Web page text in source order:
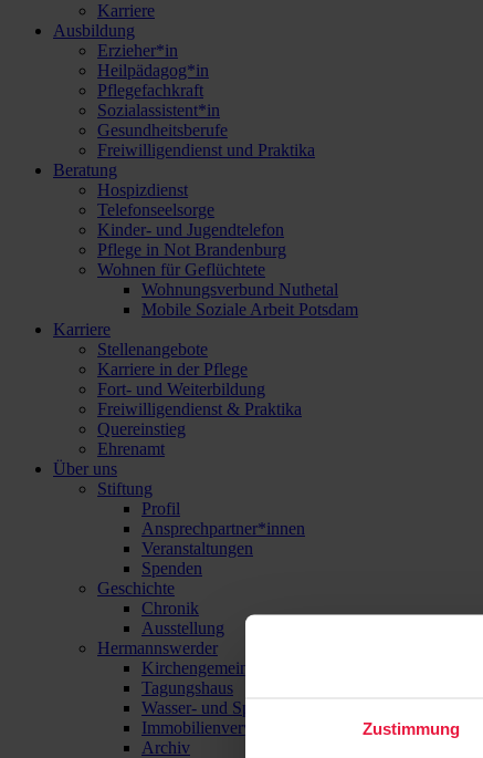
Zustimmung
Karriere
Ausbildung
Erzieher*in
Heilpädagog*in
Pflegefachkraft
Sozialassistent*in
Gesundheitsberufe
Freiwilligendienst und Praktika
Beratung
Hospizdienst
Telefonseelsorge
Kinder- und Jugendtelefon
Pflege in Not Brandenburg
Wohnen für Geflüchtete
Wohnungsverbund Nuthetal
Mobile Soziale Arbeit Potsdam
Karriere
Stellenangebote
Karriere in der Pflege
Fort- und Weiterbildung
Freiwilligendienst & Praktika
Quereinstieg
Ehrenamt
Über uns
Stiftung
Profil
Ansprechpartner*innen
Veranstaltungen
Spenden
Geschichte
Chronik
Ausstellung
Hermannswerder
Kirchengemeinde
Tagungshaus
Wasser- und Sport-Zentrum Hermannswerder
Immobilienverwaltung
Archiv